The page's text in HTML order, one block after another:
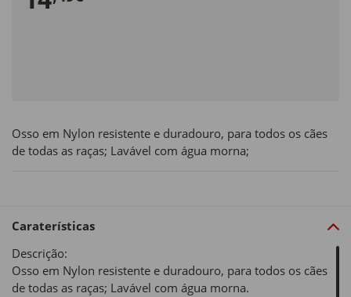
Osso em Nylon resistente e duradouro, para todos os cães
de todas as raças; Lavável com água morna;
Caraterísticas
Descrição:
Osso em Nylon resistente e duradouro, para todos os cães
de todas as raças; Lavável com água morna.